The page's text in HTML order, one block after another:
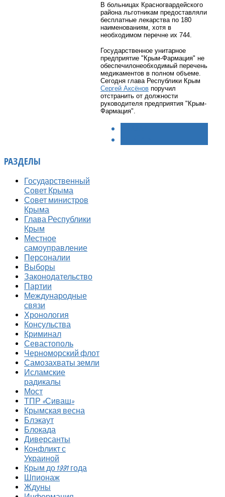
В больницах Красногвардейского
района льготникам предоставляли
бесплатные лекарства по 180
наименованиям, хотя в
необходимом перечне их 744.
Государственное унитарное
предприятие "Крым-Фармация" не
обеспечилонеобходимый перечень
медикаментов в полном объеме.
Сегодня глава Республики Крым
Сергей Аксёнов поручил
отстранить от должности
руководителя предприятия "Крым-
Фармация".
РАЗДЕЛЫ
Государственный
Совет Крыма
Совет министров
Крыма
Глава Республики
Крым
Местное
самоуправление
Персоналии
Выборы
Законодательство
Партии
Международные
связи
Хронология
Консульства
Криминал
Севастополь
Черноморский флот
Самозахваты земли
Исламские
радикалы
Мост
ТПР «Сиваш»
Крымская весна
Блэкаут
Блокада
Диверсанты
Конфликт с
Украиной
Крым до 1991 года
Шпионаж
Ждуны